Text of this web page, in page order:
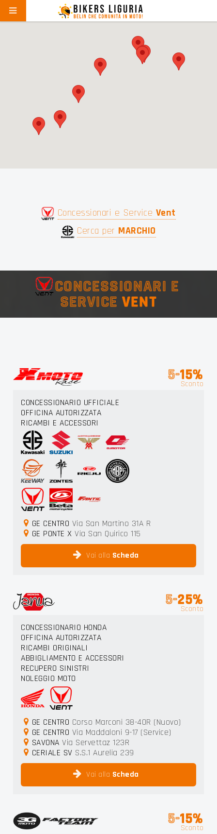
Concessionari e Service Vent
Cerca per MARCHIO
CONCESSIONARI E
SERVICE VENT
5-15%
Sconto
CONCESSIONARIO UFFICIALE
OFFICINA AUTORIZZATA
RICAMBI E ACCESSORI
GE CENTRO Via San Martino 31A R
GE PONTE X Via San Quirico 115
Vai alla Scheda
5-25%
Sconto
CONCESSIONARIO HONDA
OFFICINA AUTORIZZATA
RICAMBI ORIGINALI
ABBIGLIAMENTO E ACCESSORI
RECUPERO SINISTRI
NOLEGGIO MOTO
GE CENTRO Corso Marconi 38-40R (Nuovo)
GE CENTRO Via Maddaloni 9-17 (Service)
SAVONA Via Servettaz 123R
CERIALE SV S.S.1 Aurelia 239
Vai alla Scheda
5-15%
Sconto